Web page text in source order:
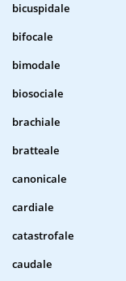
bicuspidale
bifocale
bimodale
biosociale
brachiale
bratteale
canonicale
cardiale
catastrofale
caudale